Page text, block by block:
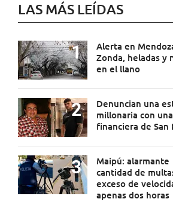
LAS MÁS LEÍDAS
Alerta en
Zonda, heladas y
en el llano
Denuncian una
millonaria con una
financiera de San
Maipú: alarmante
cantidad de
exceso de
apenas dos horas